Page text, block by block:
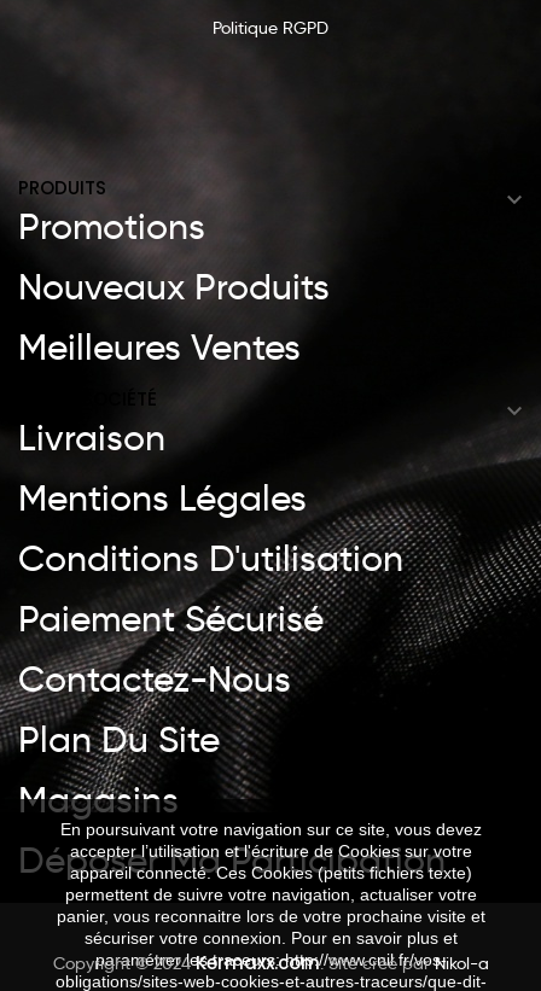
Politique RGPD
PRODUITS 
Promotions
Nouveaux Produits
Meilleures Ventes
NOTRE SOCIÉTÉ 
Livraison
Mentions Légales
Conditions D'utilisation
Paiement Sécurisé
Contactez-Nous
Plan Du Site
Magasins
Déposer Ma Participation
En poursuivant votre navigation sur ce site, vous devez
accepter l’utilisation et l'écriture de Cookies sur votre
appareil connecté. Ces Cookies (petits fichiers texte)
permettent de suivre votre navigation, actualiser votre
panier, vous reconnaitre lors de votre prochaine visite et
sécuriser votre connexion. Pour en savoir plus et
paramétrer les traceurs: http://www.cnil.fr/vos-
obligations/sites-web-cookies-et-autres-traceurs/que-dit-
Copyright © 2024Kermaxx.com. Site créé parNikol-a